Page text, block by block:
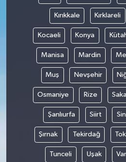
Kırıkkale Kırklareli
Kocaeli Konya
Manisa Mardin
Muş Nevşehir
Osmaniye Rize
Şanlıurfa Siirt
Şırnak Tekirdağ
Tunceli Uşak